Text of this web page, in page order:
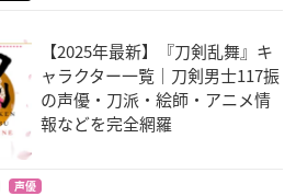
【2025年最新】『刀剣乱舞』キ
ャラクター一覧｜刀剣男士117振
の声優・刀派・絵師・アニメ情
報などを完全網羅
声優